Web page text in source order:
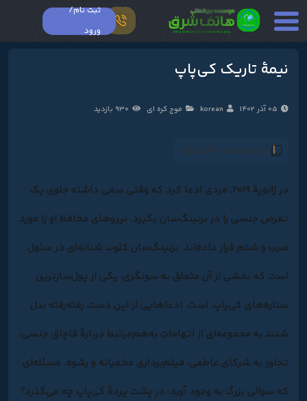
ثبت نام/
ورود
نيمۀ تاريک کی‌پاپ
05 آذر 1402 korean موج کره ای 930 بازدید
زمان مطالعه : 21دقیقه
در ژانویۀ ۲۰۱۹، مردی ادعا کرد که وقتی سعی داشته جلوی یک
تعرض جنسی را در برنینگ‌سان بگیرد، نیروهای محافظ او را مورد
ضرب و شتم قرار داده‌اند. برنینگ‌سان کلوب شبانه‌ای در سئول
است که بخشی از آن متعلق به سونگری، یکی از پول‌سازترین
ستاره‌های کی‌پاپ، است. ادعاهایی از این دست رفته‌رفته بدل
شدند به مجموعه‌ای از اتهاماتِ به‌هم‌مرتبط دربارۀ قاچاق جنسی،
تجاوز به شرکای عاطفی، فیلم‌برداری‌ مخفیانه و رشوه. مسئله‌ای
که سوالی بزرگ به وجود آورد: در پشت پردۀ کی‌پاپ چه می‌گذرد؟